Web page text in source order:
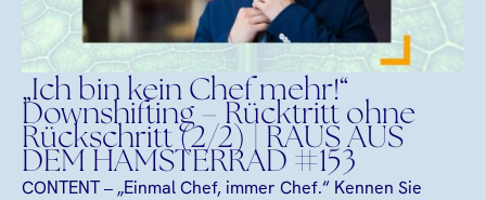
„Ich bin kein Chef mehr!“
Downshifting – Rücktritt ohne
Rückschritt (2/2) | RAUS AUS
DEM HAMSTERRAD #153
CONTENT – „Einmal Chef, immer Chef.“ Kennen Sie